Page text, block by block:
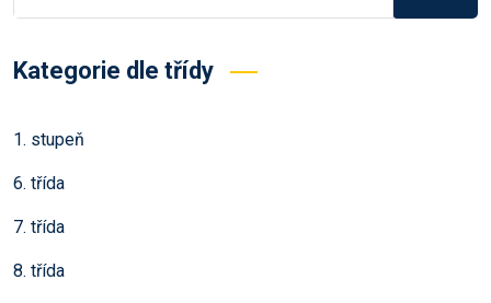
Kategorie dle třídy
1. stupeň
6. třída
7. třída
8. třída